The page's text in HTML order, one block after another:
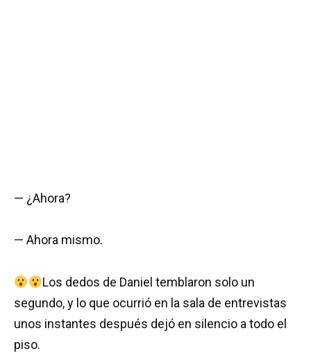
— ¿Ahora?
— Ahora mismo.
Los dedos de Daniel temblaron solo un
segundo, y lo que ocurrió en la sala de entrevistas
unos instantes después dejó en silencio a todo el
piso.